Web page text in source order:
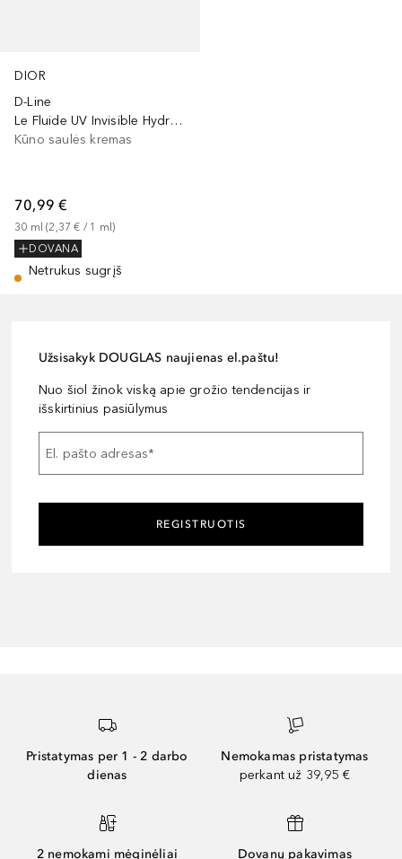
DIOR
D-Line
Le Fluide UV Invisible Hydratant SPF 50+ PA++++
Kūno saulės kremas
70,99 €
30 ml (2,37 € / 1 ml)
DOVANA
Netrukus sugrįš
Užsisakyk DOUGLAS naujienas el.paštu!
Nuo šiol žinok viską apie grožio tendencijas ir
išskirtinius pasiūlymus
El. pašto adresas*
REGISTRUOTIS
Pristatymas per 1 - 2 darbo
dienas
Nemokamas pristatymas
perkant už 39,95 €
2 nemokami mėginėliai Dovanų pakavimas